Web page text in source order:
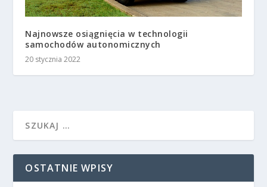
Najnowsze osiągnięcia w technologii
samochodów autonomicznych
20 stycznia 2022
OSTATNIE WPISY